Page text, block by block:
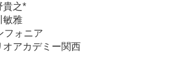
之*
雅
ォニア
アカデミー関西